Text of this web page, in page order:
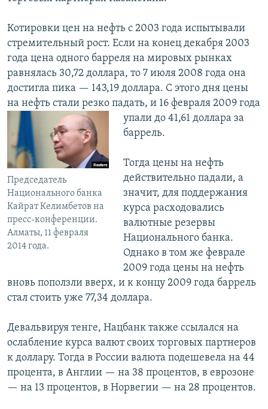
Котировки цен на нефть с 2003 года испытывали
стремительный рост. Если на конец декабря 2003
года цена одного барреля на мировых рынках
равнялась 30,72 доллара, то 7 июля 2008 года она
достигла пика — 143,19 доллара. С этого дня цены
на нефть стали резко падать, и 16 февраля 2009 года
упали до 41,61
Председатель
Национального банка
Кайрат Келимбетов на
пресс-конференции.
Алматы, 11 февраля
2014 года.
доллара за
баррель.
Тогда цены на нефть
действительно падали, а
значит, для поддержания
курса расходовались
валютные резервы
Национального банка.
Однако в том же феврале
2009 года цены на нефть
вновь поползли вверх, и к концу 2009 года баррель
стал стоить уже 77,34 доллара.
Девальвируя тенге, Нацбанк также ссылался на
ослабление курса валют своих торговых партнеров
к доллару. Тогда в России валюта подешевела на 44
процента, в Англии — на 38 процентов, в еврозоне
— на 13 процентов, в Норвегии — на 28 процентов.